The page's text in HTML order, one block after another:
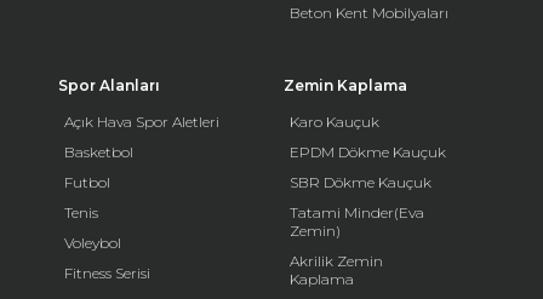
Beton Kent Mobilyaları
Spor Alanları
Açık Hava Spor Aletleri
Basketbol
Futbol
Tenis
Voleybol
Fitness Serisi
Zemin Kaplama
Karo Kauçuk
EPDM Dökme Kauçuk
SBR Dökme Kauçuk
Tatami Minder(Eva
Zemin)
Akrilik Zemin
Kaplama